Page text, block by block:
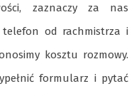
zaznaczy za nas
telefon od rachmistrza i
kosztu rozmowy.
formularz i pytać